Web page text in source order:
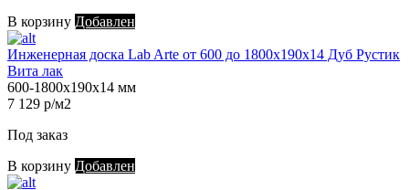
В корзину Добавлен
Инженерная доска Lab Arte от 600 до 1800х190х14 Дуб Рустик
Вита лак
600-1800х190х14 мм
7 129 р/м2
Под заказ
В корзину Добавлен